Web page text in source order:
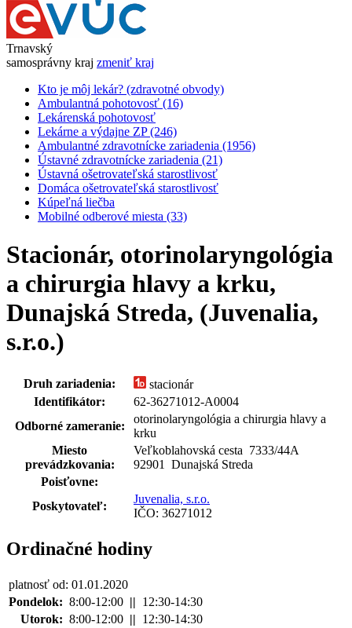
Trnavský
samosprávny kraj zmeniť kraj
Kto je môj lekár? (zdravotné obvody)
Ambulantná pohotovosť (16)
Lekárenská pohotovosť
Lekárne a výdajne ZP (246)
Ambulantné zdravotnícke zariadenia (1956)
Ústavné zdravotnícke zariadenia (21)
Ústavná ošetrovateľská starostlivosť
Domáca ošetrovateľská starostlivosť
Kúpeľná liečba
Mobilné odberové miesta (33)
Stacionár, otorinolaryngológia
a chirurgia hlavy a krku,
Dunajská Streda, (Juvenalia,
s.r.o.)
Druh zariadenia:
stacionár
Identifikátor:
62-36271012-A0004
Odborné zameranie:
otorinolaryngológia a chirurgia hlavy a
krku
Miesto
prevádzkovania:
Veľkoblahovská cesta 7333/44A
92901 Dunajská Streda
Poisťovne:
Poskytovateľ:
Juvenalia, s.r.o.
IČO: 36271012
Ordinačné hodiny
platnosť od: 01.01.2020
Pondelok: 8:00-12:00 || 12:30-14:30
Utorok: 8:00-12:00 || 12:30-14:30